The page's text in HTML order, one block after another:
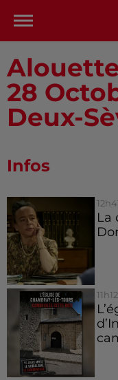
28
Deux-
Infos
La
11h12